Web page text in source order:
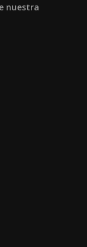
nuestra